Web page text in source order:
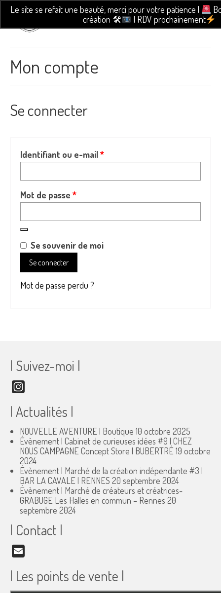
Le site se refait une beauté, merci pour votre patience |
création 🛠
| RDV prochainement
Mon compte
Se connecter
Identifiant ou e-mail*Obligatoire
Mot de passe *Obligatoire
Se souvenir de moi
Se connecter
Mot de passe perdu ?
| Suivez-moi |
| Actualités |
NOUVELLE AVENTURE | Boutique 10 octobre 2025
Évènement | Cabinet de curieuses idées #9 | CHEZ
NOUS CAMPAGNE Concept Store | BUBERTRÉ 19 octobre
2024
Évènement | Marché de la création indépendante #3 |
BAR LA CAVALE | RENNES 20 septembre 2024
Évènement | Marché de créateurs et créatrices-
GRABUGE Les Halles en commun – Rennes 20
septembre 2024
| Contact |
| Les points de vente |